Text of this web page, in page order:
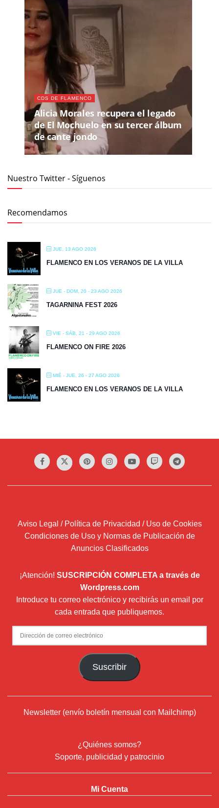
CDS DE FLAMENCO
Alicia Morales recupera el legado
de El Mochuelo en su tercer álbum
de cante jondo
Nuestro Twitter - Síguenos
Recomendamos
JUE, 13 AGO 2026
FLAMENCO EN LOS VERANOS DE LA VILLA
JUE - DOM, 20 - 23 AGO 2026
TAGARNINA FEST 2026
VIE - SÁB, 21 - 29 AGO 2026
FLAMENCO ON FIRE 2026
MIÉ - JUE, 26 - 27 AGO 2026
FLAMENCO EN LOS VERANOS DE LA VILLA
Aviso Legal / Política de Privacidad / Uso de Cookies
Condiciones de Uso y Normas de Publicación de
Anuncios Clasificados
¡Atención! SUSCRIPCIÓN COMPLETA a través de
Wordpress.com
Introduce tu correo electrónico y recibirás un email por
cada entrada que publiquemos.
Dirección
de
Suscribir
Newsletter (envío boletín mensual con Mailchimp)
¿Quiénes somos?
Soporte, publicidad y patrocinio
Mi Cuenta